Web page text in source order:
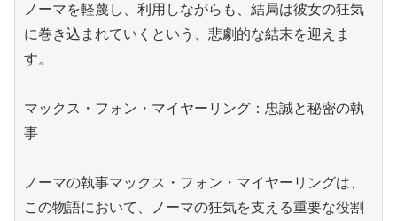
ノーマを軽蔑し、利用しながらも、結局は彼女の狂気
に巻き込まれていくという、悲劇的な結末を迎えま
す。
マックス・フォン・マイヤーリング：忠誠と秘密の執
事
ノーマの執事マックス・フォン・マイヤーリングは、
この物語において、ノーマの狂気を支える重要な役割